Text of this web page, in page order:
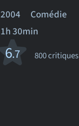
2004 Comédie
1h 30min
6.7 800 critiques